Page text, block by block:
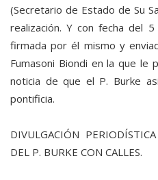
(Secretario de Estado de Su
realización. Y con fecha del
firmada por él mismo y
Fumasoni Biondi en la que le
noticia de que el P. Burke
pontificia.
DIVULGACIÓN
DEL P. BURKE CON CALLES.